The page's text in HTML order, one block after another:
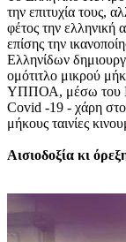
την επιτυχία τους,
φέτος την ελληνική
επίσης την
Ελληνίδων
ομότιτλο μικρού
ΥΠΠΟΑ, μέσω του
Covid -19 - χάρη
μήκους ταινίες
Αισιοδοξία κι